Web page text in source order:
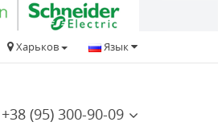
Язык
Харьков
+38 (95) 300-90-09